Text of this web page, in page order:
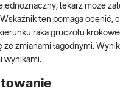
lekarz może
ten pomaga
raka gruczołu
zmianami łagodnymi.
wynikami.